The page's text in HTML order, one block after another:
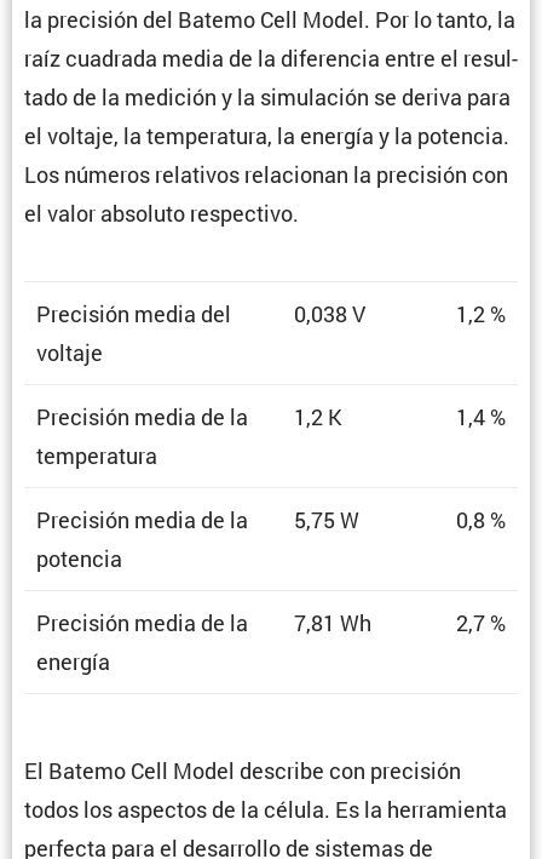
la preci­sión del Batemo Cell Model. Por lo tanto, la
raíz cuadrada media de la diferencia entre el resul­
tado de la medición y la simula­ción se deriva para
el voltaje, la tempe­ra­tura, la energía y la potencia.
Los números relativos relacionan la preci­sión con
el valor absoluto respectivo.
Preci­sión media del
voltaje
0,038 V 1,2 %
Preci­sión media de la
temperatura
1,2 K 1,4 %
Preci­sión media de la
potencia
5,75 W 0,8 %
Preci­sión media de la
energía
7,81 Wh 2,7 %
El Batemo Cell Model describe con preci­sión
todos los aspectos de la célula. Es la herra­mienta
perfecta para el desarrollo de sistemas de